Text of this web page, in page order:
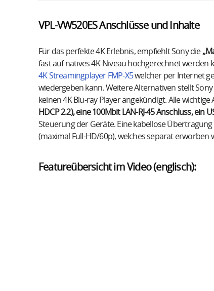
VPL-VW520ES Anschlüsse und Inhalte
Für das perfekte 4K Erlebnis, empfiehlt Sony die
fast auf natives 4K-Niveau hochgerechnet werden
4K Streamingplayer FMP-X5welcher per Internet
wiedergeben kann. Weitere Alternativen stellt
keinen 4K Blu-ray Player angekündigt. Alle
HDCP 2.2), eine 100Mbit LAN-RJ-45 Anschluss, ein
Steuerung der Geräte. Eine kabellose
(maximal Full-HD/60p), welches separat erworben
Featureübersicht im Video (englisch):